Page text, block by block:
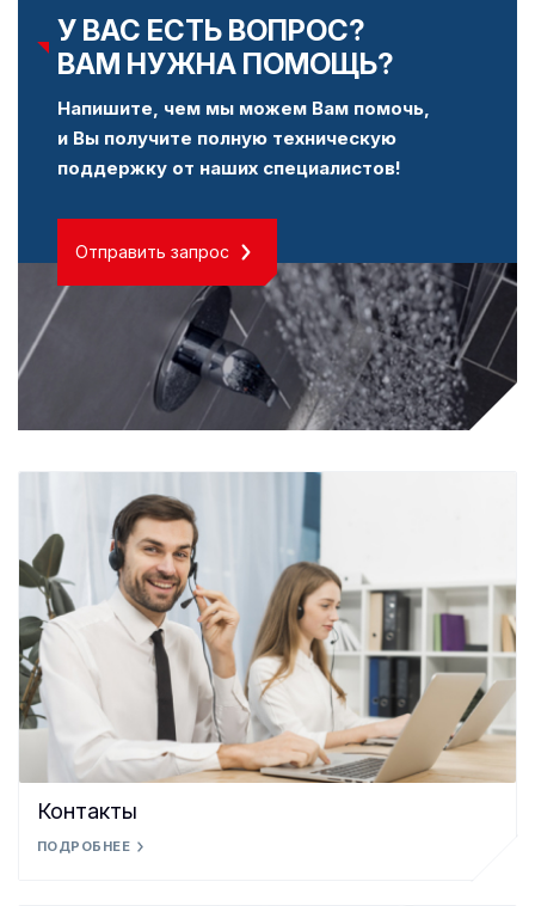
У ВАС ЕСТЬ ВОПРОС?
ВАМ НУЖНА ПОМОЩЬ?
Напишите, чем мы можем Вам помочь,
и Вы получите полную техническую
поддержку от наших специалистов!
Отправить запрос
Контакты
ПОДРОБНЕЕ